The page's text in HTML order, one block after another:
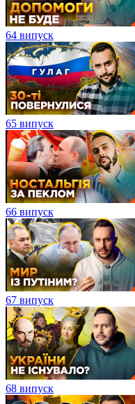
64 випуск
65 випуск
66 випуск
67 випуск
68 випуск